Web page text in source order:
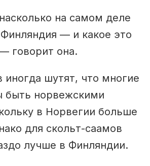
на самом деле
— и какое это
говорит она.
иногда шутят, что многие
быть норвежскими
в Норвегии больше
для скольт-саамов
лучше в Финляндии.